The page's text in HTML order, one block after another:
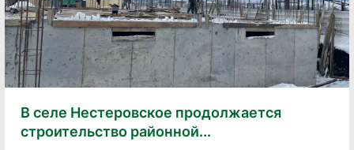
В селе Нестеровское продолжается
строительство районной...